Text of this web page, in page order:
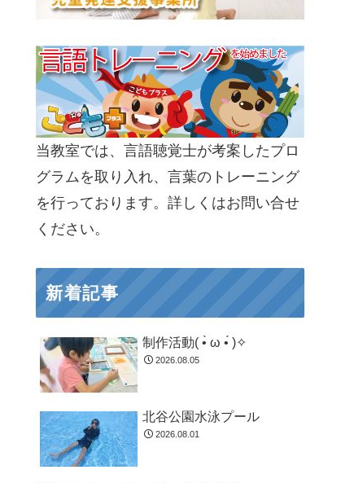
当教室では、言語聴覚士が考案したプロ
グラムを取り入れ、言葉のトレーニング
を行っております。詳しくはお問い合せ
ください。
新着記事
制作活動( •̀ ω •́ )✧
2026.08.05
北谷公園水泳プール
2026.08.01